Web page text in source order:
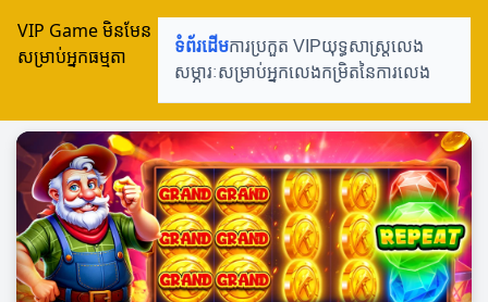
VIP Game មិនមែន
សម្រាប់អ្នកធម្មតា
ទំព័រដើមការប្រកួត VIPយុទ្ធសាស្ត្រលេង
សម្ភារៈសម្រាប់អ្នកលេងកម្រិតនៃការលេង